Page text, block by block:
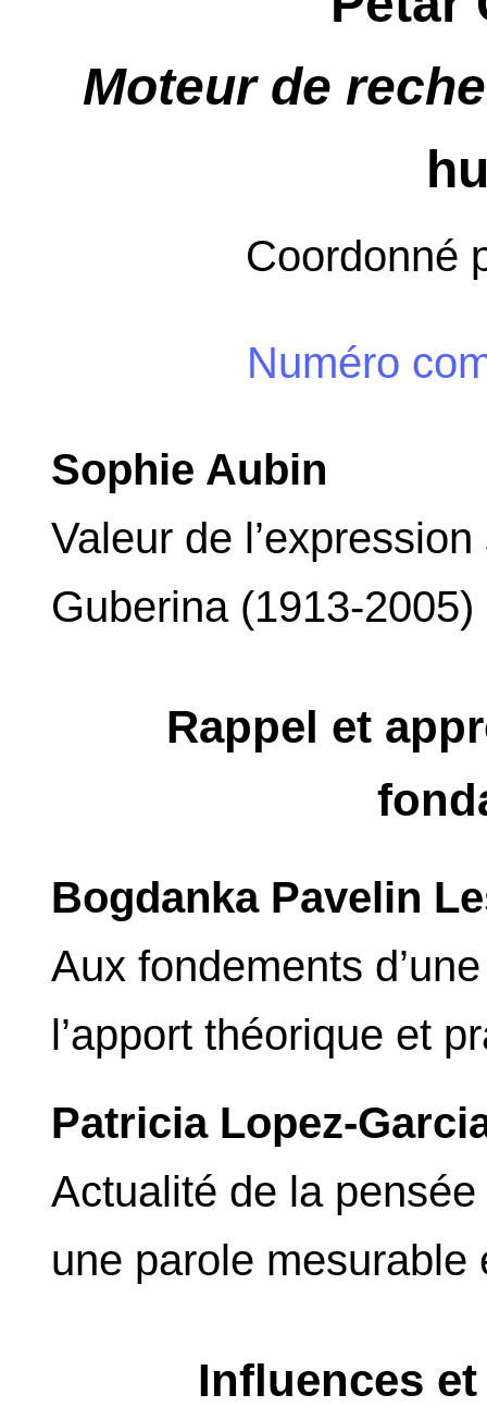
Moteur de
Coordonné
Numéro
Sophie Aubin
Valeur de
Guberina (1913-2005)
Rappel et
Bogdanka Pavelin
Aux fondements
l’apport théorique et
Patricia Lopez-
Actualité de la
une parole mesurable
Influences